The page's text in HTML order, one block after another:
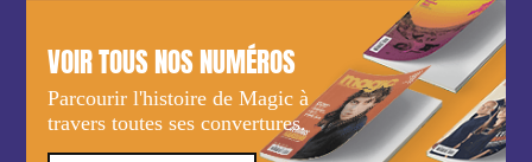
VOIR TOUS NOS NUMÉROS
Parcourir l'histoire de Magic à
travers toutes ses convertures.